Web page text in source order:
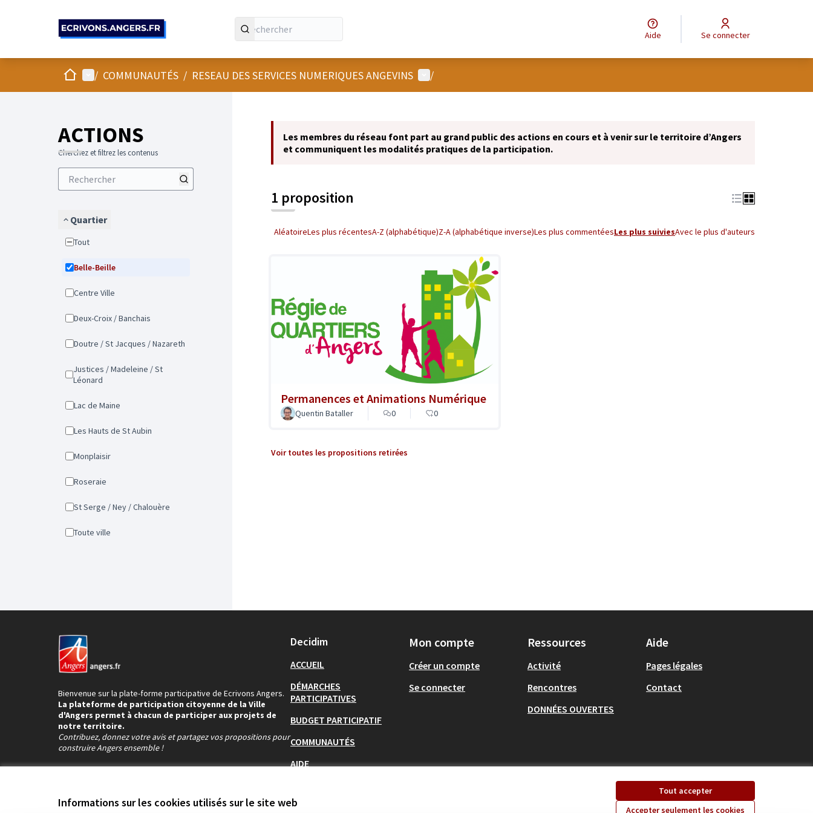
Informations sur les cookies utilisés sur le site web
Tout accepter
Accepter seulement les cookies
Aide Se connecter
AccueilMenu principal
/ COMMUNAUTÉS / RESEAU DES SERVICES NUMERIQUES ANGEVINS Menu utilisateur
/
ACTIONS
Cherchez et filtrez les contenus
Quartier
Tout
Belle-Beille
Centre Ville
Deux-Croix / Banchais
Doutre / St Jacques / Nazareth
Justices / Madeleine / St
Léonard
Lac de Maine
Les Hauts de St Aubin
Monplaisir
Roseraie
St Serge / Ney / Chalouère
Toute ville
Les membres du réseau font part au grand public des actions en cours et à venir sur le territoire d’Angers
et communiquent les modalités pratiques de la participation.
1 proposition
AléatoireLes plus récentesA-Z (alphabétique)Z-A (alphabétique inverse)Les plus commentéesLes plus suiviesAvec le plus d'auteurs
Permanences et Animations Numérique
Quentin Bataller 0 0
Voir toutes les propositions retirées
Bienvenue sur la plate-forme participative de Ecrivons Angers.
La plateforme de participation citoyenne de la Ville
d'Angers permet à chacun de participer aux projets de
notre territoire.
Contribuez, donnez votre avis et partagez vos propositions pour
construire Angers ensemble !
Decidim
ACCUEIL
DÉMARCHES
PARTICIPATIVES
BUDGET PARTICIPATIF
COMMUNAUTÉS
AIDE
Mon compte
Créer un compte
Se connecter
Ressources
Activité
Rencontres
DONNÉES OUVERTES
Aide
Pages légales
Contact